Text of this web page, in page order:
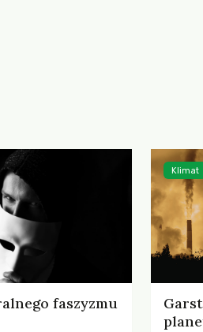
faszyzmu
Klimat